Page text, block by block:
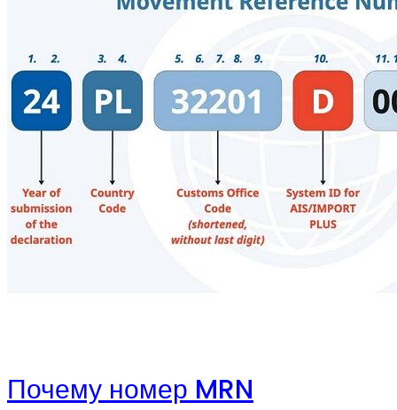
Почему номер MRN